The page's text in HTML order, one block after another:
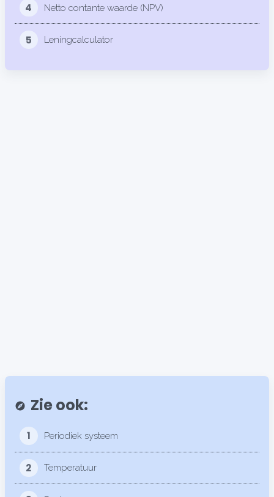
4 Netto contante waarde (NPV)
5 Leningcalculator
explore Zie ook:
1 Periodiek systeem
2 Temperatuur